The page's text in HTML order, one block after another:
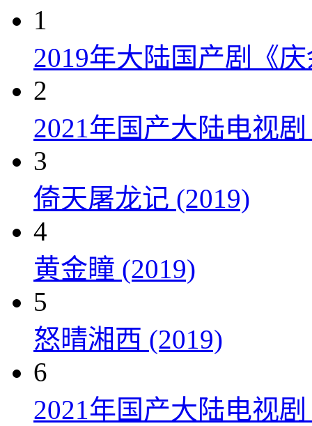
1
2019年大陆国产剧《
2
2021年国产大陆电视
3
倚天屠龙记 (2019)
4
黄金瞳 (2019)
5
怒晴湘西 (2019)
6
2021年国产大陆电视